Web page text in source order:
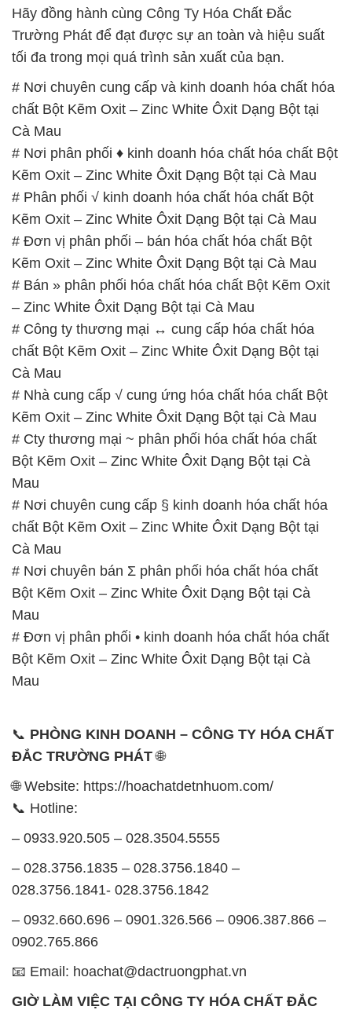
Hãy đồng hành cùng Công Ty Hóa Chất Đắc
Trường Phát để đạt được sự an toàn và hiệu suất
tối đa trong mọi quá trình sản xuất của bạn.
# Nơi chuyên cung cấp và kinh doanh hóa chất hóa
chất Bột Kẽm Oxit – Zinc White Ôxit Dạng Bột tại
Cà Mau
# Nơi phân phối ♦ kinh doanh hóa chất hóa chất Bột
Kẽm Oxit – Zinc White Ôxit Dạng Bột tại Cà Mau
# Phân phối √ kinh doanh hóa chất hóa chất Bột
Kẽm Oxit – Zinc White Ôxit Dạng Bột tại Cà Mau
# Đơn vị phân phối – bán hóa chất hóa chất Bột
Kẽm Oxit – Zinc White Ôxit Dạng Bột tại Cà Mau
# Bán » phân phối hóa chất hóa chất Bột Kẽm Oxit
– Zinc White Ôxit Dạng Bột tại Cà Mau
# Công ty thương mại ↔ cung cấp hóa chất hóa
chất Bột Kẽm Oxit – Zinc White Ôxit Dạng Bột tại
Cà Mau
# Nhà cung cấp √ cung ứng hóa chất hóa chất Bột
Kẽm Oxit – Zinc White Ôxit Dạng Bột tại Cà Mau
# Cty thương mại ~ phân phối hóa chất hóa chất
Bột Kẽm Oxit – Zinc White Ôxit Dạng Bột tại Cà
Mau
# Nơi chuyên cung cấp § kinh doanh hóa chất hóa
chất Bột Kẽm Oxit – Zinc White Ôxit Dạng Bột tại
Cà Mau
# Nơi chuyên bán Σ phân phối hóa chất hóa chất
Bột Kẽm Oxit – Zinc White Ôxit Dạng Bột tại Cà
Mau
# Đơn vị phân phối • kinh doanh hóa chất hóa chất
Bột Kẽm Oxit – Zinc White Ôxit Dạng Bột tại Cà
Mau
📞 PHÒNG KINH DOANH – CÔNG TY HÓA CHẤT
ĐẮC TRƯỜNG PHÁT🌐
🌐 Website: https://hoachatdetnhuom.com/
📞 Hotline:
– 0933.920.505 – 028.3504.5555
– 028.3756.1835 – 028.3756.1840 –
028.3756.1841- 028.3756.1842
– 0932.660.696 – 0901.326.566 – 0906.387.866 –
0902.765.866
📧 Email: hoachat@dactruongphat.vn
GIỜ LÀM VIỆC TẠI CÔNG TY HÓA CHẤT ĐẮC